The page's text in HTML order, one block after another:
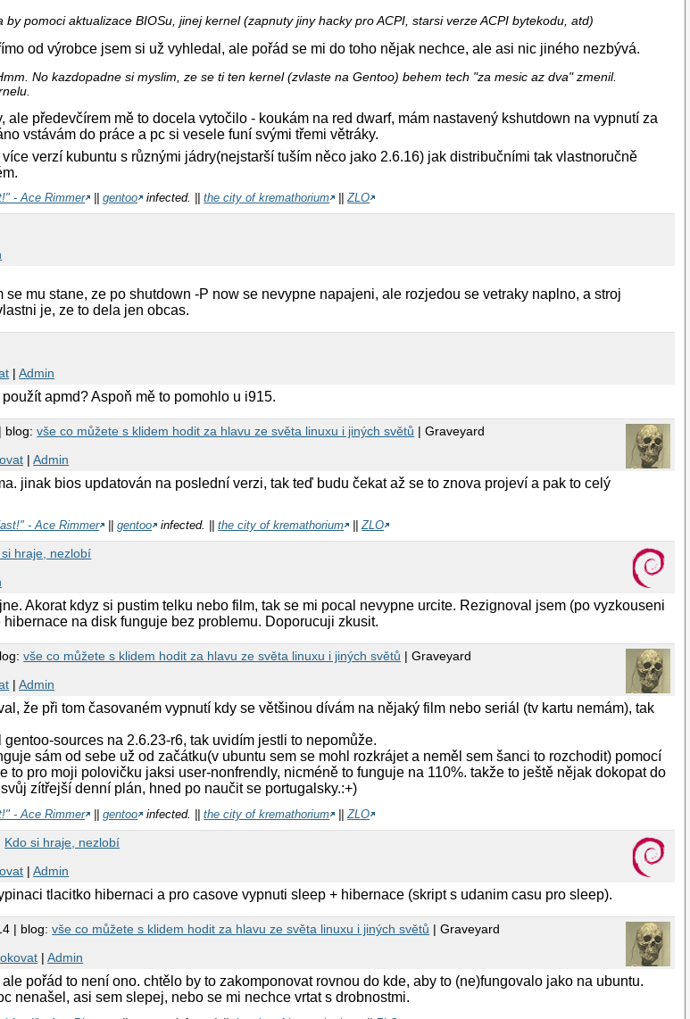
pomoci aktualizace BIOSu, jinej kernel (zapnuty jiny hacky pro ACPI, starsi verze ACPI bytekodu, atd)
od výrobce jsem si už vyhledal, ale pořád se mi do toho nějak nechce, ale asi nic jiného nezbývá.
No kazdopadne si myslim, ze se ti ten kernel (zvlaste na Gentoo) behem tech "za mesic az dva" zmenil.
ale předevčírem mě to docela vytočilo - koukám na red dwarf, mám nastavený kshutdown na vypnutí za
vstávám do práce a pc si vesele funí svými třemi větráky.
verzí kubuntu s různými jádry(nejstarší tuším něco jako 2.6.16) jak distribučními tak vlastnoručně
- Ace Rimmer ||gentoo infected. ||the city of kremathorium ||ZLO
se mu stane, ze po shutdown -P now se nevypne napajeni, ale rozjedou se vetraky naplno, a stroj
je, ze to dela jen obcas.
|Admin
apmd? Aspoň mě to pomohlo u i915.
blog:vše co můžete s klidem hodit za hlavu ze světa linuxu i jiných světů | Graveyard
|Admin
jinak bios updatován na poslední verzi, tak teď budu čekat až se to znova projeví a pak to celý
- Ace Rimmer ||gentoo infected. ||the city of kremathorium ||ZLO
si hraje, nezlobí
Akorat kdyz si pustim telku nebo film, tak se mi pocal nevypne urcite. Rezignoval jsem (po vyzkouseni
na disk funguje bez problemu. Doporucuji zkusit.
vše co můžete s klidem hodit za hlavu ze světa linuxu i jiných světů | Graveyard
|Admin
že při tom časovaném vypnutí kdy se většinou dívám na nějaký film nebo seriál (tv kartu nemám), tak
sources na 2.6.23-r6, tak uvidím jestli to nepomůže.
sám od sebe už od začátku(v ubuntu sem se mohl rozkrájet a neměl sem šanci to rozchodit) pomocí
to pro moji polovičku jaksi user-nonfrendly, nicméně to funguje na 110%. takže to ještě nějak dokopat do
zítřejší denní plán, hned po naučit se portugalsky.:+)
- Ace Rimmer ||gentoo infected. ||the city of kremathorium ||ZLO
Kdo si hraje, nezlobí
|Admin
tlacitko hibernaci a pro casove vypnuti sleep + hibernace (skript s udanim casu pro sleep).
| blog:vše co můžete s klidem hodit za hlavu ze světa linuxu i jiných světů | Graveyard
|Admin
pořád to není ono. chtělo by to zakomponovat rovnou do kde, aby to (ne)fungovalo jako na ubuntu.
nenašel, asi sem slepej, nebo se mi nechce vrtat s drobnostmi.